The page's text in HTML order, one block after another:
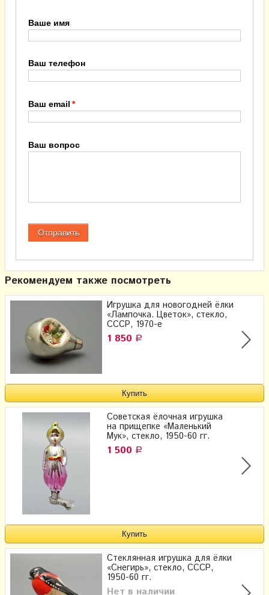
Ваше имя
Ваш телефон
Ваш email
Ваш вопрос
Рекомендуем также посмотреть
Игрушка для новогодней ёлки
«Лампочка. Цветок», стекло,
СССР, 1970-е
1 850 Р
Советская ёлочная игрушка
на прищепке «Маленький
Мук», стекло, 1950-60 гг.
1 500 Р
Стеклянная игрушка для ёлки
«Снегирь», стекло, СССР,
1950-60 гг.
Нет в наличии